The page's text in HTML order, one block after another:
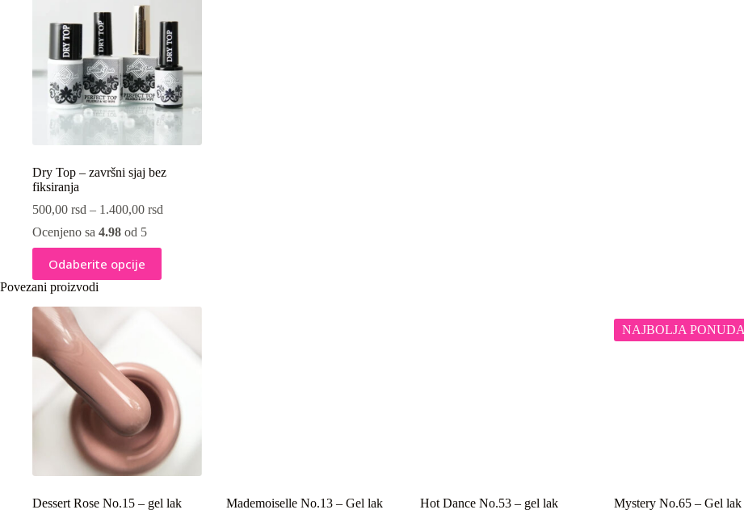
Dry Top – završni sjaj bez
fiksiranja
500,00 rsd – 1.400,00 rsd
Ocenjeno sa 4.98 od 5
Odaberite opcije
Ovaj
proizvod
ima
više
varijanti.
Opcije
mogu
biti
izabrane
proizvoda.
Povezani proizvodi
Dessert Rose No.15 – gel lak
Mademoiselle No.13 – Gel lak
Hot Dance No.53 – gel lak
NAJBOLJA
Mystery No.65 – Gel lak